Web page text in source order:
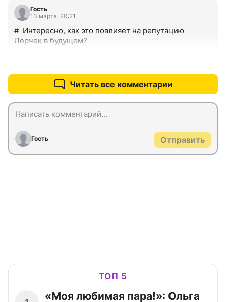
Гость
13 марта, 20:21
#  Интересно, как это повлияет на репутацию
Лерчек в будущем?
Читать все комментарии
Гость Отправить
ТОП 5
«Моя любимая пара!»: Ольга